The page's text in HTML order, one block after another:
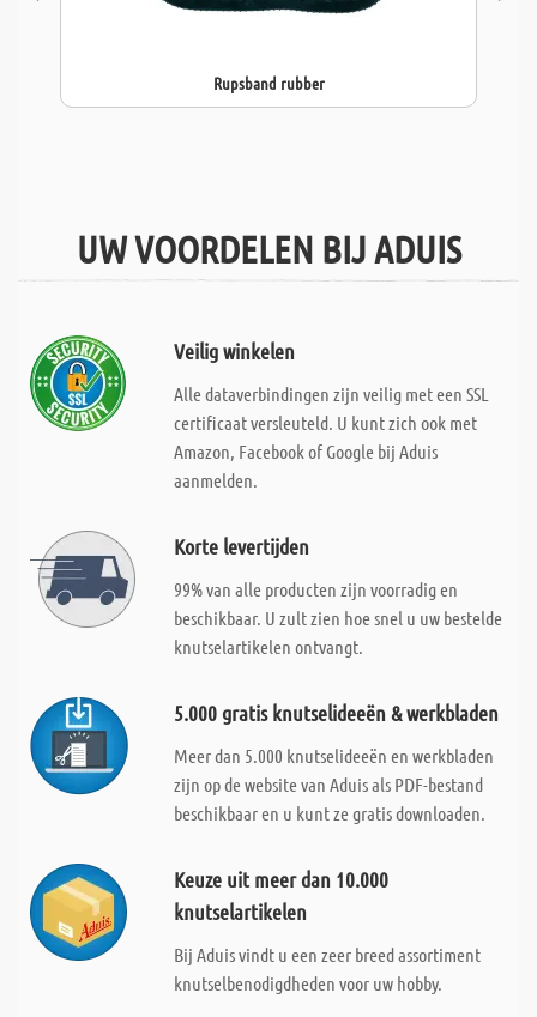
Rupsband rubber
UW VOORDELEN BIJ ADUIS
Veilig winkelen
Alle dataverbindingen zijn veilig met een SSL
certificaat versleuteld. U kunt zich ook met
Amazon, Facebook of Google bij Aduis
aanmelden.
Korte levertijden
99% van alle producten zijn voorradig en
beschikbaar. U zult zien hoe snel u uw bestelde
knutselartikelen ontvangt.
5.000 gratis knutselideeën & werkbladen
Meer dan 5.000 knutselideeën en werkbladen
zijn op de website van Aduis als PDF-bestand
beschikbaar en u kunt ze gratis downloaden.
Keuze uit meer dan 10.000
knutselartikelen
Bij Aduis vindt u een zeer breed assortiment
knutselbenodigdheden voor uw hobby.